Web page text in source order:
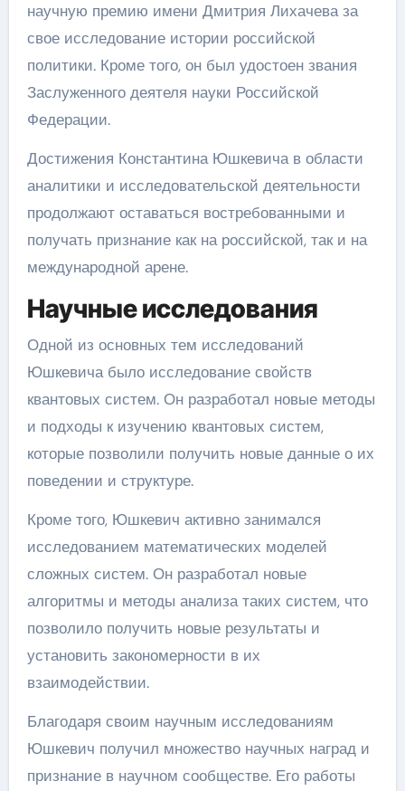
научную премию имени Дмитрия Лихачева за
свое исследование истории российской
политики. Кроме того, он был удостоен звания
Заслуженного деятеля науки Российской
Федерации.
Достижения Константина Юшкевича в области
аналитики и исследовательской деятельности
продолжают оставаться востребованными и
получать признание как на российской, так и на
международной арене.
Научные исследования
Одной из основных тем исследований
Юшкевича было исследование свойств
квантовых систем. Он разработал новые методы
и подходы к изучению квантовых систем,
которые позволили получить новые данные о их
поведении и структуре.
Кроме того, Юшкевич активно занимался
исследованием математических моделей
сложных систем. Он разработал новые
алгоритмы и методы анализа таких систем, что
позволило получить новые результаты и
установить закономерности в их
взаимодействии.
Благодаря своим научным исследованиям
Юшкевич получил множество научных наград и
признание в научном сообществе. Его работы